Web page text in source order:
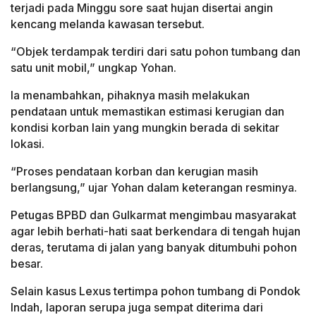
terjadi pada Minggu sore saat hujan disertai angin
kencang melanda kawasan tersebut.
“Objek terdampak terdiri dari satu pohon tumbang dan
satu unit mobil,” ungkap Yohan.
Ia menambahkan, pihaknya masih melakukan
pendataan untuk memastikan estimasi kerugian dan
kondisi korban lain yang mungkin berada di sekitar
lokasi.
“Proses pendataan korban dan kerugian masih
berlangsung,” ujar Yohan dalam keterangan resminya.
Petugas BPBD dan Gulkarmat mengimbau masyarakat
agar lebih berhati-hati saat berkendara di tengah hujan
deras, terutama di jalan yang banyak ditumbuhi pohon
besar.
Selain kasus Lexus tertimpa pohon tumbang di Pondok
Indah, laporan serupa juga sempat diterima dari